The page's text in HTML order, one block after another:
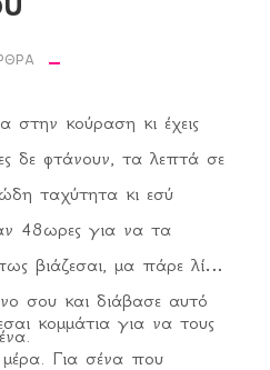
στην κούραση κι έχεις
δε φτάνουν, τα λεπτά σε
ταχύτητα κι εσύ
48ωρες για να τα
βιάζεσαι, μα πάρε λίγο
σου και διάβασε αυτό
κομμάτια για να τους
μέρα. Για σένα που